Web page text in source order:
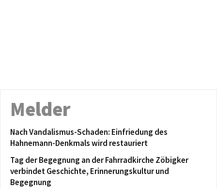
Melder
Nach Vandalismus-Schaden: Einfriedung des
Hahnemann-Denkmals wird restauriert
Tag der Begegnung an der Fahrradkirche Zöbigker
verbindet Geschichte, Erinnerungskultur und
Begegnung